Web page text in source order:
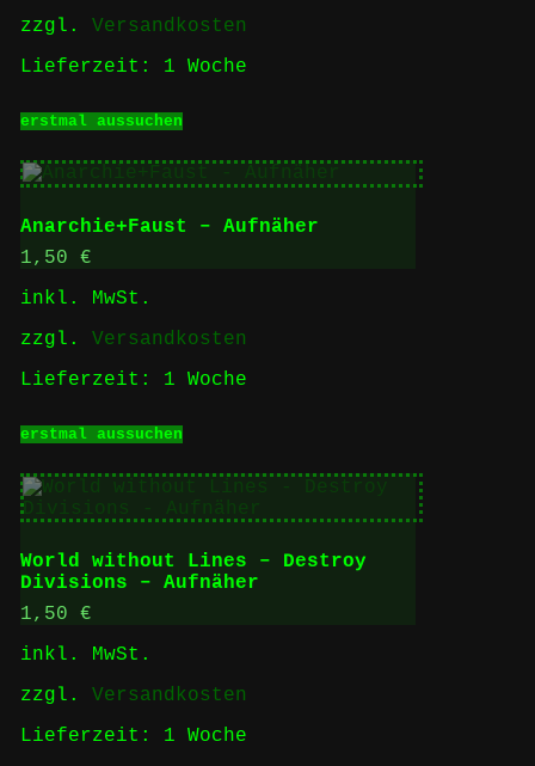
werden
zzgl. Versandkosten
Lieferzeit: 1 Woche
erstmal aussuchenProdukt
mehrere
Varianten
auf.
Die
Produktseite
werden
Anarchie+Faust – Aufnäher
1,50 €
inkl. MwSt.
zzgl. Versandkosten
Lieferzeit: 1 Woche
erstmal aussuchenProdukt
mehrere
Varianten
auf.
Die
Optionen
können
werden
World without Lines – Destroy
Divisions – Aufnäher
1,50 €
inkl. MwSt.
zzgl. Versandkosten
Lieferzeit: 1 Woche